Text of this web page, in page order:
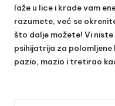
laže u lice i krade vam
razumete, već se
što dalje možete! Vi
psihijatrija za polomljene
pazio, mazio i tretirao